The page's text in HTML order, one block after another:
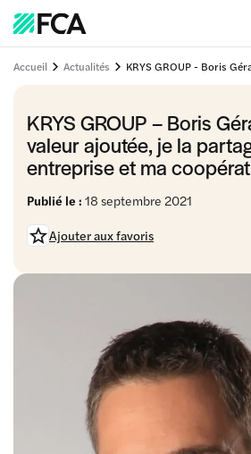
Accueil Actualités
KRYS GROUP – Boris
valeur ajoutée, je la
entreprise et ma
Publié le : 18 septembre 2021
Ajouter aux favoris